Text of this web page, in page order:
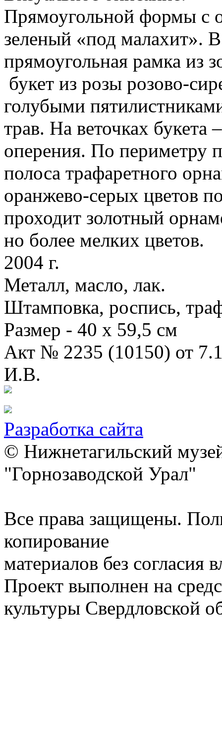
Прямоугольной формы с
зеленый «под малахит».
прямоугольная рамка из
букет из розы розово-
голубыми
трав. На веточках
оперения. По периметру
полоса трафаретного
оранжево-серых цветов
проходит золотный
но более мелких цветов.
2004 г.
Металл, масло, лак.
Штамповка, роспись,
Размер - 40 x 59,5 см
Акт № 2235 (10150) от
И.В.
Разработка сайта
© Нижнетагильский
"Горнозаводской Урал"
Все права защищены.
копирование
материалов без согласия
Проект выполнен на
культуры Свердловской